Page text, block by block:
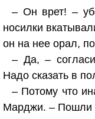
– Он врет! –
носилки
он на нее орал,
– Да, –
Надо сказать в
– Потому что
Марджи. – Пошли